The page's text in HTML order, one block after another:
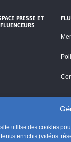
utilise des cookies
enrichis (vidéos,
PRESSE ET